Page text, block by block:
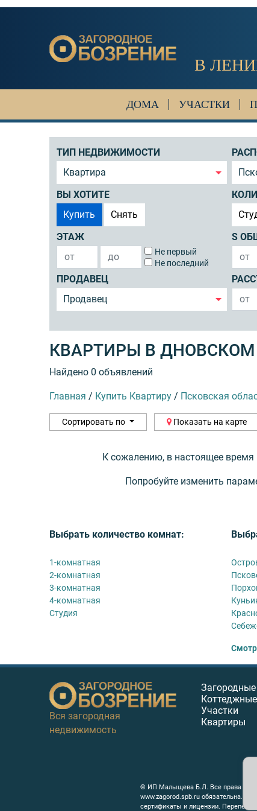
В
ДОМА УЧАСТКИ
ТИП НЕДВИЖИМОСТИ
Квартира
ВЫ ХОТИТЕ
Купить
Снять
ЭТАЖ
Не первый
Не последний
S
ПРОДАВЕЦ
Продавец
КВАРТИРЫ В
Найдено 0 объявлений
Главная / Купить Квартиру / Псковская
Сортировать по Показать на карте
К сожалению, в настоящее
Попробуйте изменить
Выбрать количество комнат:
1-комнатная
2-комнатная
3-комнатная
4-комнатная
Студия
Вся загородная
недвижимость
Участки
Квартиры
© ИП Малыщева Б.Л. Все права
www.zagorod.spb.ru обязательна.
сертификаты и лицензии.